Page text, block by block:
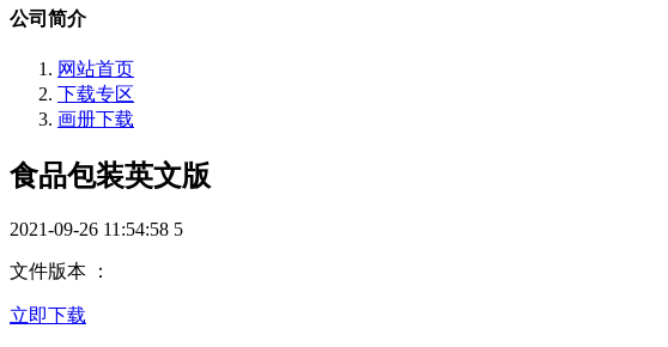
公司简介
网站首页
下载专区
画册下载
食品包装英文版
2021-09-26 11:54:58 5
文件版本 ：
立即下载